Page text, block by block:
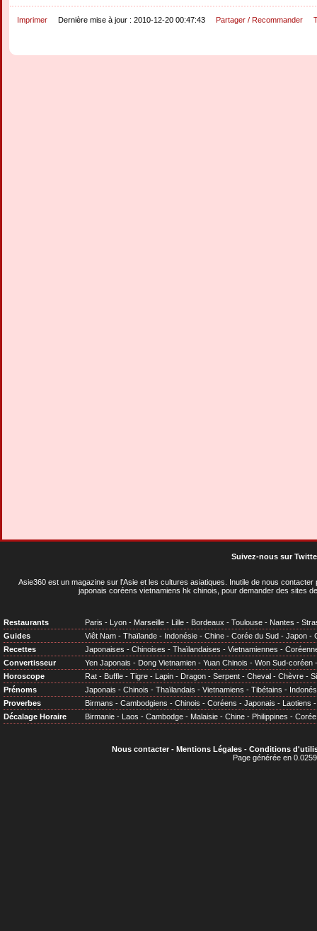
Imprimer Dernière mise à jour : 2010-12-20 00:47:43 Partager / Recommander
Suivez-nous sur
Asie360 est un magazine sur l'Asie et les cultures asiatiques . Inutile de nous
japonais coréens vietnamiens hk chinois, pour demander des sites
Restaurants Paris - Lyon - Marseille - Lille - Bordeaux - Toulouse - Nantes -
Guides
Viêt Nam - Thaïlande - Indonésie - Chine - Corée du Sud - Japon -
Recettes
Japonaises - Chinoises - Thaïlandaises - Vietnamiennes -
Convertisseur
Yen Japonais - Dong Vietnamien - Yuan Chinois - Won Sud-coréen
Horoscope
Rat - Buffle - Tigre - Lapin - Dragon - Serpent - Cheval - Chèvre -
Prénoms
Japonais - Chinois - Thaïlandais - Vietnamiens - Tibétains -
Proverbes
Birmans - Cambodgiens - Chinois - Coréens - Japonais - Laotiens
Décalage Horaire
Birmanie - Laos - Cambodge - Malaisie - Chine - Philippines - Corée
Nous contacter- Mentions Légales- Conditions
Page générée en